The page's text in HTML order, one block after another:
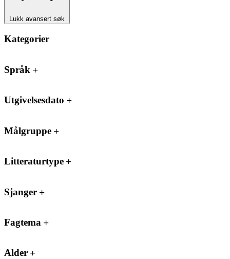
Lukk avansert søk
Kategorier
Språk
Utgivelsesdato
Målgruppe
Litteraturtype
Sjanger
Fagtema
Alder